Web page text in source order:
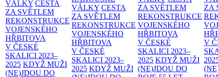
VÁLKY CESTA
ZA SVĚTLEM
REKONSTRUKCE
VOJENSKÉHO
HŘBITOVA
V ČESKÉ
SKALICI 2023–
2025 KDYŽ MUŽI
(NE)JDOU DO
VÁLKY CESTA
ZA SVĚTLEM
REKONSTRUKCE
VOJENSKÉHO
HŘBITOVA
V ČESKÉ
SKALICI 2023–
2025 KDYŽ MUŽI
ZA SVĚTLEM
REKONSTRUKCE
VOJENSKÉHO
HŘBITOVA
V ČESKÉ
SKALICI 2023–
2025 KDYŽ MUŽI
(NE)JDOU DO
ZA
V